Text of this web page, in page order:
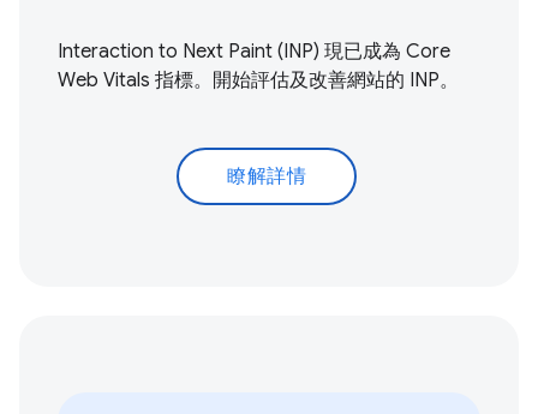
Interaction to Next Paint (INP) 現已成為 Core
Web Vitals 指標。 開始評估及改善網站的 INP。
瞭解詳情